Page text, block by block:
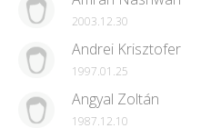
2003.12.30
Andrei Krisztofer
1997.01.25
Angyal Zoltán
1987.12.10